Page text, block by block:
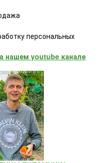
персональных
нашем youtube канале